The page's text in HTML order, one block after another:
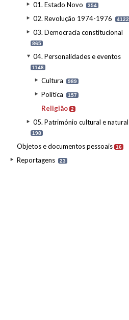
01. Estado Novo 354
02. Revolução 1974-1976 4122
03. Democracia constitucional
865
04. Personalidades e eventos
1148
Cultura 989
Política 157
Religião 2
05. Património cultural e natural
198
Objetos e documentos pessoais 16
Reportagens 23